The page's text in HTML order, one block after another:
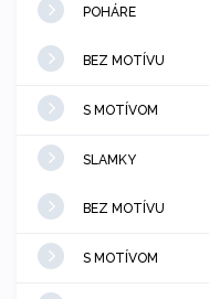
POHÁRE
BEZ MOTÍVU
S MOTÍVOM
SLAMKY
BEZ MOTÍVU
S MOTÍVOM